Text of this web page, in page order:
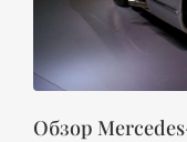
Обзор